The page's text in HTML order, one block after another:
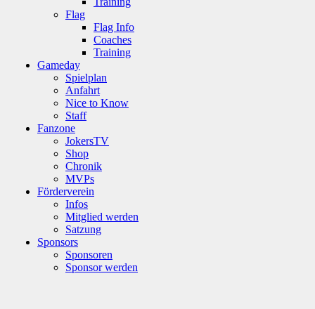
Flag
Flag Info
Coaches
Training
Gameday
Spielplan
Anfahrt
Nice to Know
Staff
Fanzone
JokersTV
Shop
Chronik
MVPs
Förderverein
Infos
Mitglied werden
Satzung
Sponsors
Sponsoren
Sponsor werden